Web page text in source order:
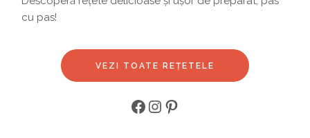
cu pas!
VEZI TOATE REȚETELE
Facebook
Instagram
Pinterest